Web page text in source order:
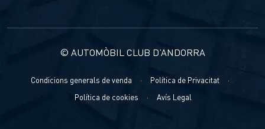
© AUTOMÒBIL CLUB D’ANDORRA
Condicions generals de venda · Política de Privacitat
·
Política de cookies
· Avís Legal